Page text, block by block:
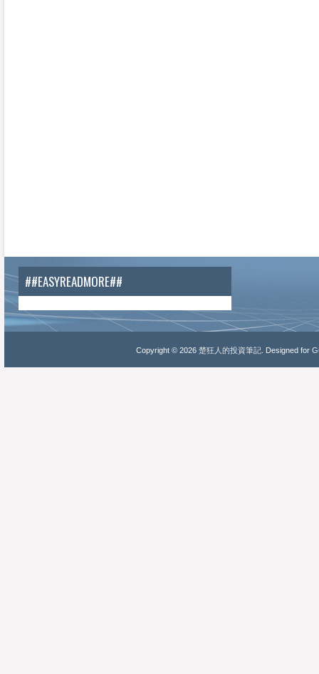
##EASYREADMORE##
Copyright © 2026 楚狂人的投資筆記. Designed for